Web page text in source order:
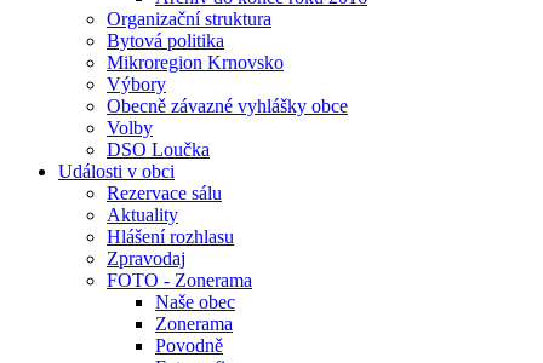
Organizační struktura
Bytová politika
Mikroregion Krnovsko
Výbory
Obecně závazné vyhlášky obce
Volby
DSO Loučka
Události v obci
Rezervace sálu
Aktuality
Hlášení rozhlasu
Zpravodaj
FOTO - Zonerama
Naše obec
Zonerama
Povodně